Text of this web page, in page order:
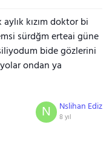
kızım doktor bi
sürdğm erteai güne
bide gözlerini
ondan ya
Nslihan Ediz
8 yıl
N